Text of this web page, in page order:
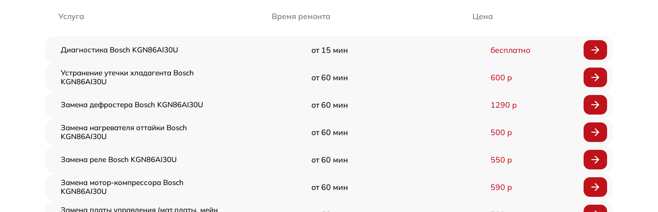
Услуга Время ремонта Цена
Диагностика Bosch KGN86AI30U от 15 мин бесплатно
Устранение утечки хладагента Bosch
KGN86AI30U
от 60 мин 600 р
Замена дефростера Bosch KGN86AI30U от 60 мин 1290 р
Замена нагревателя оттайки Bosch
KGN86AI30U
от 60 мин 500 р
Замена реле Bosch KGN86AI30U от 60 мин 550 р
Замена мотор-компрессора Bosch
KGN86AI30U
от 60 мин 590 р
Замена платы управления (мат.платы, мейн